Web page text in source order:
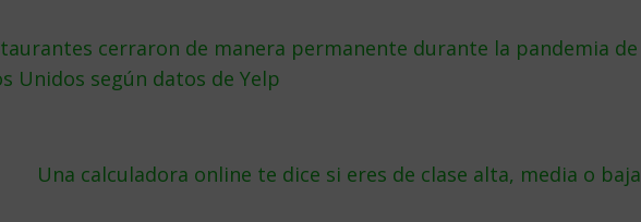
cerraron de manera permanente durante la pandemia de
Unidos según datos de Yelp
Una calculadora online te dice si eres de clase alta, media o baja